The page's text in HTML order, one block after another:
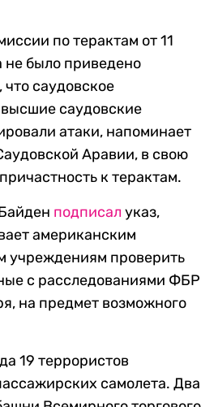
по терактам от 11
не было приведено
что саудовское
саудовские
атаки, напоминает
Аравии, в свою
к терактам.
подписал указ,
американским
учреждениям проверить
с расследованиями ФБР
на предмет возможного
19 террористов
самолета. Два